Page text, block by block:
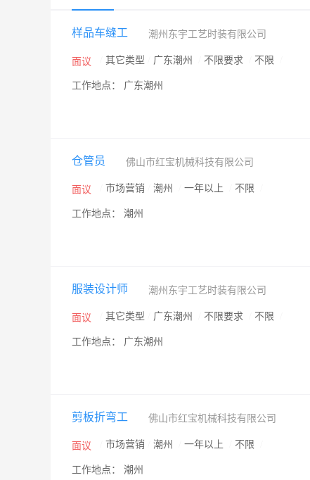
样品车缝工 潮州东宇工艺时装有限公司
面议 其它类型 广东潮州 不限要求 不限
工作地点： 广东潮州
仓管员 佛山市红宝机械科技有限公司
面议 市场营销 潮州 一年以上 不限
工作地点： 潮州
服装设计师 潮州东宇工艺时装有限公司
面议 其它类型 广东潮州 不限要求 不限
工作地点： 广东潮州
剪板折弯工 佛山市红宝机械科技有限公司
面议 市场营销 潮州 一年以上 不限
工作地点： 潮州